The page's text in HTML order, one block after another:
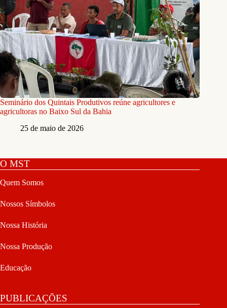
Seminário dos Quintais Produtivos reúne agricultores e
agricultoras no Baixo Sul da Bahia
25 de maio de 2026
O MST
Quem Somos
Nossos Símbolos
Nossa História
Nossa Produção
Educação
PUBLICAÇÕES